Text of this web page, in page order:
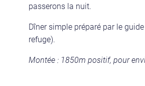
passerons la nuit.
Dîner simple préparé par le
refuge).
Montée : 1850m positif, pour